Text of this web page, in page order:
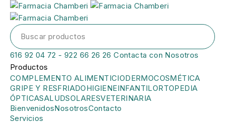
616 92 04 72 - 922 66 26 26 Contacta con Nosotros
Productos
COMPLEMENTO ALIMENTICIODERMOCOSMÉTICA
GRIPE Y RESFRIADOHIGIENEINFANTILORTOPEDIA
ÓPTICASALUDSOLARESVETERINARIA
BienvenidosNosotrosContacto
Servicios